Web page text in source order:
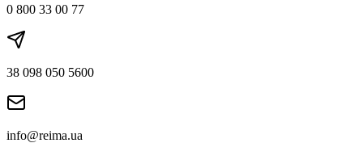
0 800 33 00 77
38 098 050 5600
info@reima.ua